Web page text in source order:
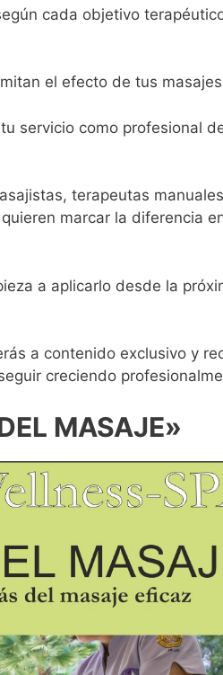
cada objetivo
el efecto de tus masajes
servicio como profesional
terapeutas
marcar la diferencia
a aplicarlo desde la
a contenido exclusivo y
creciendo
MASAJE»